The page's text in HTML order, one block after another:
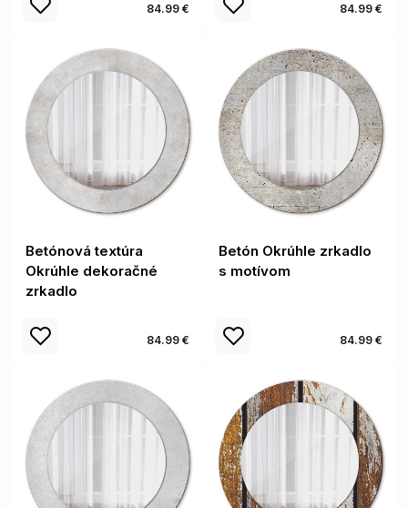
84.99 € 84.99 €
Betónová textúra
Okrúhle dekoračné
zrkadlo
84.99 €
Betón Okrúhle zrkadlo
s motívom
84.99 €